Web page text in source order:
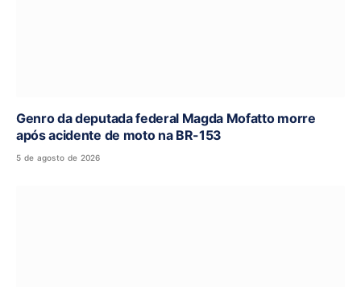
Genro da deputada federal Magda Mofatto morre
após acidente de moto na BR-153
5 de agosto de 2026